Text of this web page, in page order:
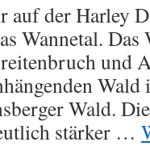
der Harley
Wannetal. Das
und
Wald.
stärker …